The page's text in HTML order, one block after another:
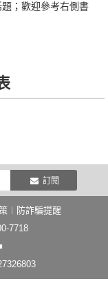
；歡迎參考右側書
訂閱
防詐騙提醒
7718